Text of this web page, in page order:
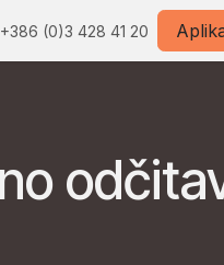
+386 (0)3 428 41 20